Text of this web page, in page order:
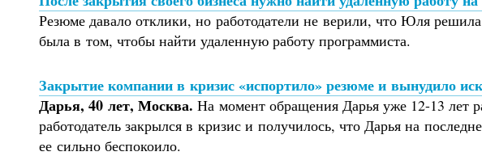
Резюме давало отклики, но работодатели не верили, что Юля
была в том, чтобы найти удаленную работу программиста.
Закрытие компании в кризис «испортило» резюме и вынудило
Дарья, 40 лет, Москва. На момент обращения Дарья уже 12-13 лет
работодатель закрылся в кризис и получилось, что Дарья на
ее сильно беспокоило.